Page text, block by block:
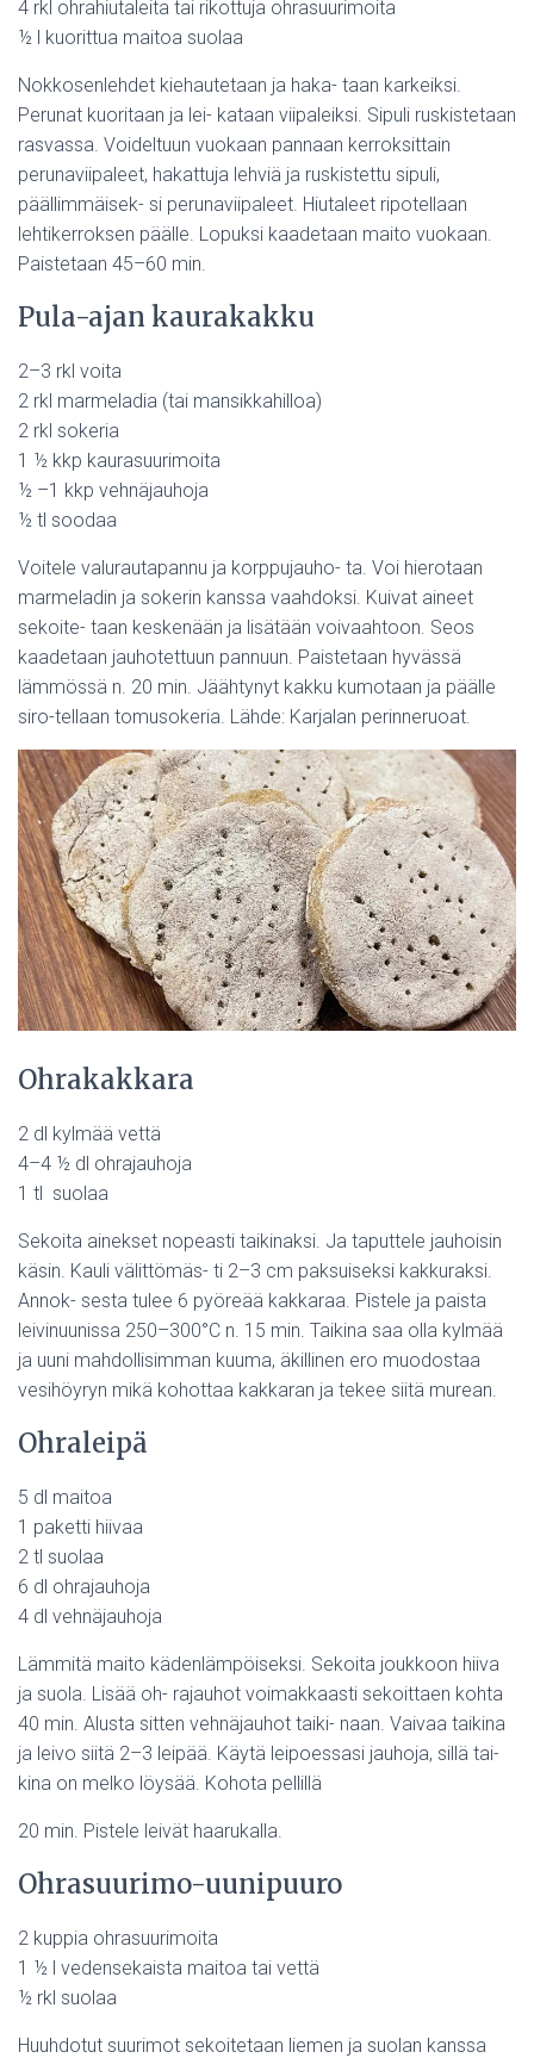
4 rkl ohrahiutaleita tai rikottuja ohrasuurimoita
½ l kuorittua maitoa suolaa
Nokkosenlehdet kiehautetaan ja haka- taan karkeiksi.
Perunat kuoritaan ja lei- kataan viipaleiksi. Sipuli ruskistetaan
rasvassa. Voideltuun vuokaan pannaan kerroksittain
perunaviipaleet, hakattuja lehviä ja ruskistettu sipuli,
päällimmäisek- si perunaviipaleet. Hiutaleet ripotellaan
lehtikerroksen päälle. Lopuksi kaadetaan maito vuokaan.
Paistetaan 45–60 min.
Pula-ajan kaurakakku
2–3 rkl voita
2 rkl marmeladia (tai mansikkahilloa)
2 rkl sokeria
1 ½ kkp kaurasuurimoita
½ –1 kkp vehnäjauhoja
½ tl soodaa
Voitele valurautapannu ja korppujauho- ta. Voi hierotaan
marmeladin ja sokerin kanssa vaahdoksi. Kuivat aineet
sekoite- taan keskenään ja lisätään voivaahtoon. Seos
kaadetaan jauhotettuun pannuun. Paistetaan hyvässä
lämmössä n. 20 min. Jäähtynyt kakku kumotaan ja päälle
siro-tellaan tomusokeria. Lähde: Karjalan perinneruoat.
Ohrakakkara
2 dl kylmää vettä
4–4 ½ dl ohrajauhoja
1 tl suolaa
Sekoita ainekset nopeasti taikinaksi. Ja taputtele jauhoisin
käsin. Kauli välittömäs- ti 2–3 cm paksuiseksi kakkuraksi.
Annok- sesta tulee 6 pyöreää kakkaraa. Pistele ja paista
leivinuunissa 250–300°C n. 15 min. Taikina saa olla kylmää
ja uuni mahdollisimman kuuma, äkillinen ero muodostaa
vesihöyryn mikä kohottaa kakkaran ja tekee siitä murean.
Ohraleipä
5 dl maitoa
1 paketti hiivaa
2 tl suolaa
6 dl ohrajauhoja
4 dl vehnäjauhoja
Lämmitä maito kädenlämpöiseksi. Sekoita joukkoon hiiva
ja suola. Lisää oh- rajauhot voimakkaasti sekoittaen kohta
40 min. Alusta sitten vehnäjauhot taiki- naan. Vaivaa taikina
ja leivo siitä 2–3 leipää. Käytä leipoessasi jauhoja, sillä tai-
kina on melko löysää. Kohota pellillä
20 min. Pistele leivät haarukalla.
Ohrasuurimo-uunipuuro
2 kuppia ohrasuurimoita
1 ½ l vedensekaista maitoa tai vettä
½ rkl suolaa
Huuhdotut suurimot sekoitetaan liemen ja suolan kanssa